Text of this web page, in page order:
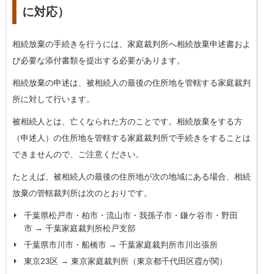
に対応）
相続放棄の手続きを行うには、家庭裁判所へ相続放棄申述書およ
び必要な添付書類を提出する必要があります。
相続放棄の申述は、被相続人の最後の住所地を管轄する家庭裁判
所に対して行います。
被相続人とは、亡くなられた方のことです。相続放棄をする方
（申述人）の住所地を管轄する家庭裁判所で手続きをすることは
できませんので、ご注意ください。
たとえば、被相続人の最後の住所地が次の地域にある場合、相続
放棄の管轄裁判所は次のとおりです。
千葉県松戸市・柏市・流山市・我孫子市・鎌ケ谷市・野田
市 → 千葉家庭裁判所松戸支部
千葉県市川市・船橋市 → 千葉家庭裁判所市川出張所
東京23区 → 東京家庭裁判所（東京都千代田区霞が関）